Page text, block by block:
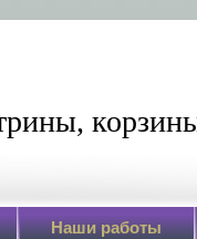
Наши работы